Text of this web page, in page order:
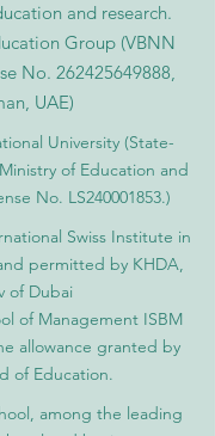
and research.
Group (VBNN
No. 262425649888,
UAE)
University (State-
of Education and
No. LS240001853.)
Swiss Institute in
permitted by KHDA,
of Dubai
of Management ISBM
allowance granted by
of Education.
among the leading